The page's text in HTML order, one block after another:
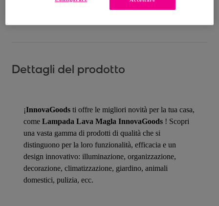
Dettagli del prodotto
¡InnovaGoods ti offre le migliori novità per la tua casa,
come Lampada Lava Magla InnovaGoods ! Scopri
una vasta gamma di prodotti di qualità che si
distinguono per la loro funzionalità, efficacia e un
design innovativo: illuminazione, organizzazione,
decorazione, climatizzazione, giardino, animali
domestici, pulizia, ecc.